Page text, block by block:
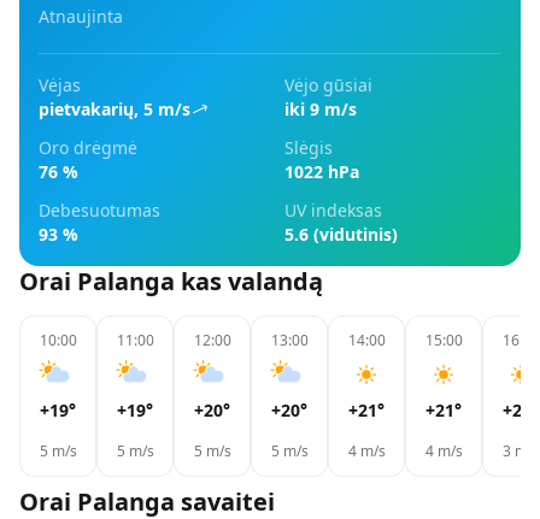
Atnaujinta
Vėjas
pietvakarių, 5 m/s
Vėjo gūsiai
iki 9 m/s
Oro drėgmė
76 %
Slėgis
1022 hPa
Debesuotumas
93 %
UV indeksas
5.6 (vidutinis)
Orai Palanga kas valandą
10:00
+19°
5 m/s
11:00
+19°
5 m/s
12:00
+20°
5 m/s
13:00
+20°
5 m/s
14:00
+21°
4m/s
15:00
+21°
4m/s
16:00
+21
3 m/s
Orai Palanga savaitei